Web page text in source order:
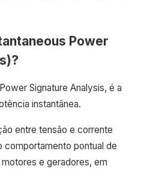
Power
Signature Analysis, é a
instantânea.
entre tensão e corrente
comportamento pontual de
e geradores, em